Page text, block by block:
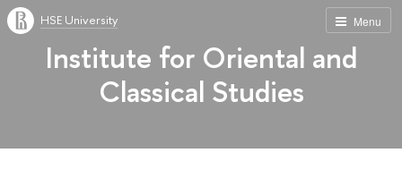
Menu
HSE University
Institute for Oriental and
Classical Studies